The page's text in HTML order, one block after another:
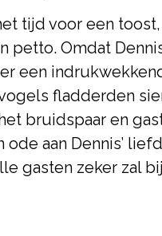
tijd voor een
petto. Omdat
een
fladderden
bruidspaar en
ode aan Dennis’
gasten zeker zal